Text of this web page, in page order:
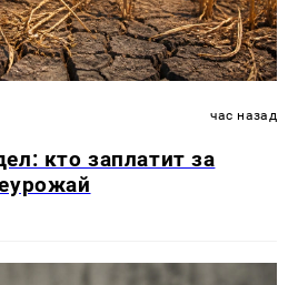
час назад
кто заплатит за